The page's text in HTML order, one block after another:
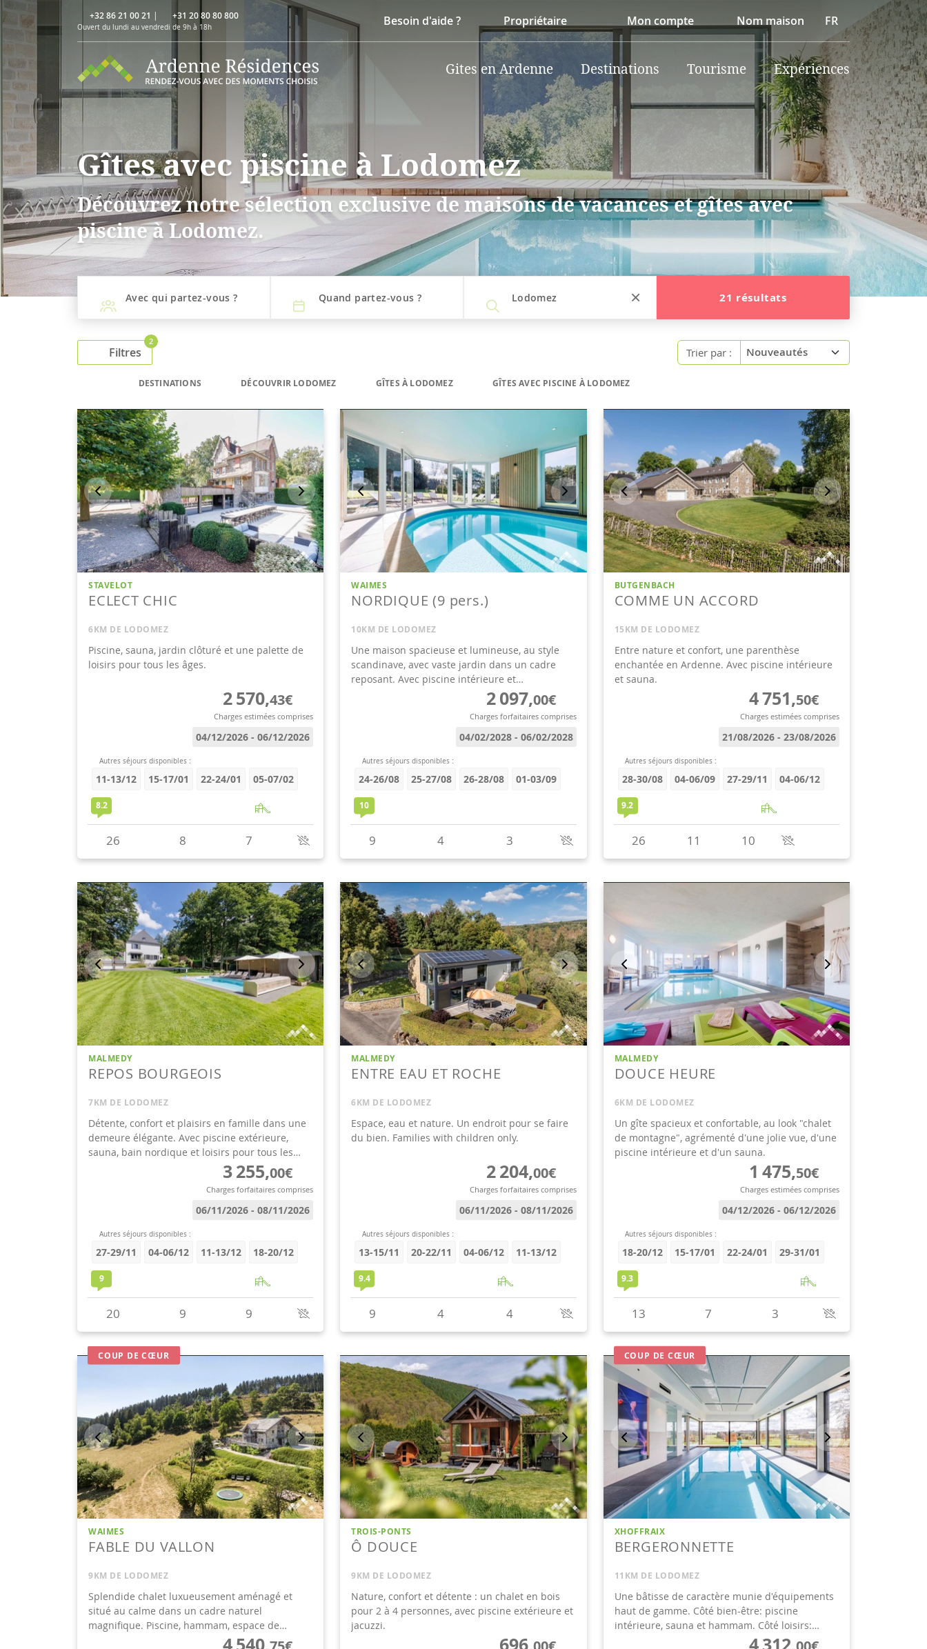
+32 86 21 00 21 | +31 20 80 80 800
Ouvert du lundi au vendredi de 9h à 18h Besoin d'aide ? Propriétaire Mon compte Nom maison FR
Gites en Ardenne Destinations Tourisme Expériences
Gîtes avec piscine à Lodomez
Découvrez notre sélection exclusive de maisons de vacances et gîtes avec
piscine à Lodomez.
Avec qui partez-vous ? Quand partez-vous ? Lodomez 21 résultats
Filtres
2
Trier par :
DESTINATIONS DÉCOUVRIR LODOMEZ GÎTES À LODOMEZ GÎTES AVEC PISCINE À LODOMEZ